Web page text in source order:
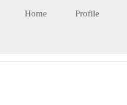
Home Profile